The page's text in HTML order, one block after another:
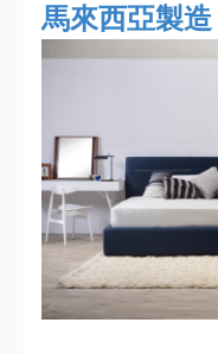
馬來西亞製